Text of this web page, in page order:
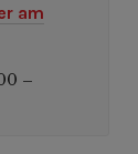
am
–